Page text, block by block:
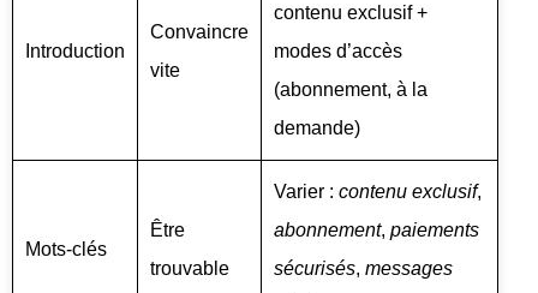
Introduction
Convaincre
vite
contenu exclusif +
modes d’accès
(abonnement, à la
demande)
Mots-clés
Être
trouvable
Varier : contenu exclusif,
abonnement, paiements
sécurisés, messages